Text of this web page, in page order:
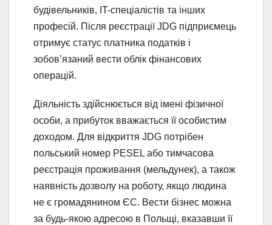
будівельників, IT-спеціалістів та інших
професій. Після реєстрації JDG підприємець
отримує статус платника податків і
зобов’язаний вести облік фінансових
операцій.
Діяльність здійснюється від імені фізичної
особи, а прибуток вважається її особистим
доходом. Для відкриття JDG потрібен
польський номер PESEL або тимчасова
реєстрація проживання (мельдунек), а також
наявність дозволу на роботу, якщо людина
не є громадянином ЄС. Вести бізнес можна
за будь-якою адресою в Польщі, вказавши її